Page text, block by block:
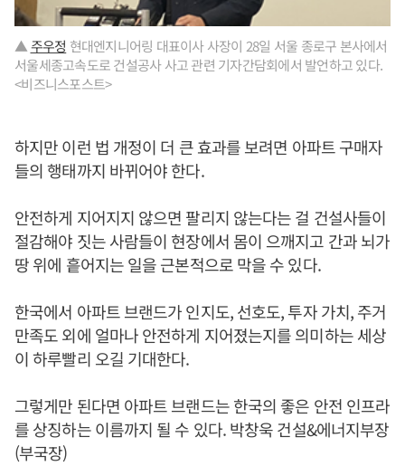
▲주우정 현대엔지니어링 대표이사 사장이 28일 서울 종로구 본사에서
서울세종고속도로 건설공사 사고 관련 기자간담회에서 발언하고 있다.
<비즈니스포스트>
하지만 이런 법 개정이 더 큰 효과를 보려면 아파트 구매자
들의 행태까지 바뀌어야 한다.
안전하게 지어지지 않으면 팔리지 않는다는 걸 건설사들이
절감해야 짓는 사람들이 현장에서 몸이 으깨지고 간과 뇌가
땅 위에 흩어지는 일을 근본적으로 막을 수 있다.
한국에서 아파트 브랜드가 인지도, 선호도, 투자 가치, 주거
만족도 외에 얼마나 안전하게 지어졌는지를 의미하는 세상
이 하루빨리 오길 기대한다.
그렇게만 된다면 아파트 브랜드는 한국의 좋은 안전 인프라
를 상징하는 이름까지 될 수 있다. 박창욱 건설&에너지부장
(부국장)